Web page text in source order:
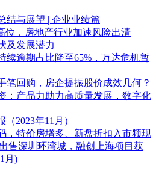
结与展望 | 企业业绩篇
位，房地产行业加速风险出清
及发展潜力
续逾期占比降至65%，万达危机暂
笔回购，房企提振股价成效几何？
：产品力助力高质量发展，数字化
2023年11月）
，特价房增多、新盘折扣入市频现
售深圳环湾城，融创上海项目获
月)